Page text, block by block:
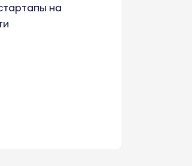
на